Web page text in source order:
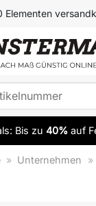
Elementen
Bis zu 40% auf
» Unternehmen »